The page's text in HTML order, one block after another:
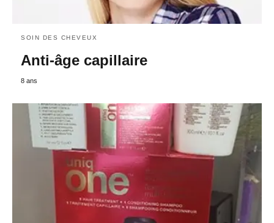
SOIN DES CHEVEUX
Anti-âge capillaire
8 ans